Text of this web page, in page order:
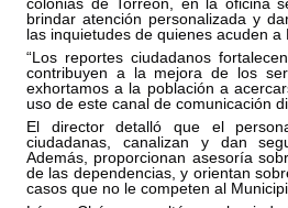
brindar atención personalizada y
las inquietudes de quienes acuden a
“Los reportes ciudadanos
contribuyen a la mejora de los
exhortamos a la población a
uso de este canal de comunicación
El director detalló que el
ciudadanas, canalizan y dan
Además, proporcionan asesoría
de las dependencias, y orientan
casos que no le competen al